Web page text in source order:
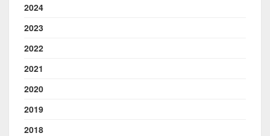
2024
2023
2022
2021
2020
2019
2018